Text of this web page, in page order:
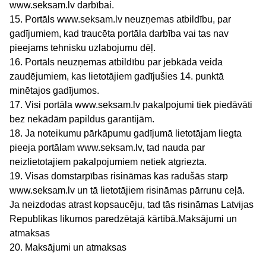
www.seksam.lv darbībai.
15. Portāls www.seksam.lv neuzņemas atbildību, par
gadījumiem, kad traucēta portāla darbība vai tas nav
pieejams tehnisku uzlabojumu dēļ.
16. Portāls neuzņemas atbildību par jebkāda veida
zaudējumiem, kas lietotājiem gadījušies 14. punktā
minētajos gadījumos.
17. Visi portāla www.seksam.lv pakalpojumi tiek piedāvāti
bez nekādām papildus garantijām.
18. Ja noteikumu pārkāpumu gadījumā lietotājam liegta
pieeja portālam www.seksam.lv, tad nauda par
neizlietotajiem pakalpojumiem netiek atgriezta.
19. Visas domstarpības risināmas kas radušās starp
www.seksam.lv un tā lietotājiem risināmas pārrunu ceļā.
Ja neizdodas atrast kopsaucēju, tad tās risināmas Latvijas
Republikas likumos paredzētajā kārtībā.Maksājumi un
atmaksas
20. Maksājumi un atmaksas